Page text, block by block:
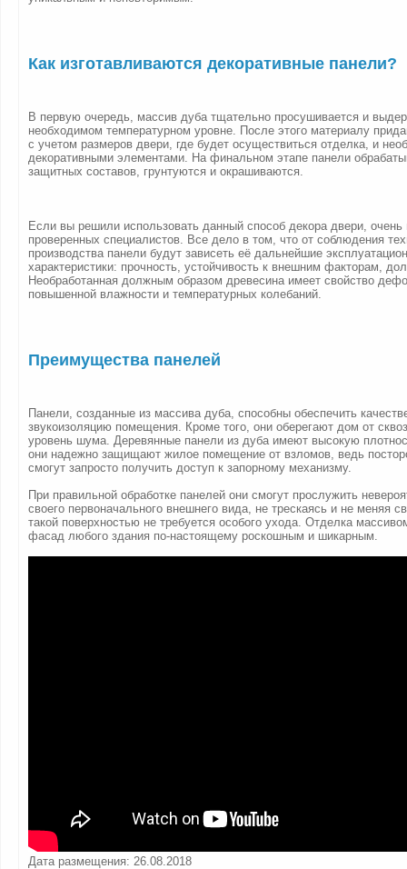
Как изготавливаются декоративные панели?
В первую очередь, массив дуба тщательно просушивается и
необходимом температурном уровне. После этого материалу
с учетом размеров двери, где будет осуществиться отделка, и
декоративными элементами. На финальном этапе панели
защитных составов, грунтуются и окрашиваются.
Если вы решили использовать данный способ декора двери, очень
проверенных специалистов. Все дело в том, что от соблюдения
производства панели будут зависеть её дальнейшие
характеристики: прочность, устойчивость к внешним факторам,
Необработанная должным образом древесина имеет свойство
повышенной влажности и температурных колебаний.
Преимущества панелей
Панели, созданные из массива дуба, способны обеспечить
звукоизоляцию помещения. Кроме того, они оберегают дом от
уровень шума. Деревянные панели из дуба имеют высокую
они надежно защищают жилое помещение от взломов, ведь
смогут запросто получить доступ к запорному механизму.
При правильной обработке панелей они смогут прослужить
своего первоначального внешнего вида, не трескаясь и не меняя
такой поверхностью не требуется особого ухода. Отделка
фасад любого здания по-настоящему роскошным и шикарным.
Дата размещения: 26.08.2018